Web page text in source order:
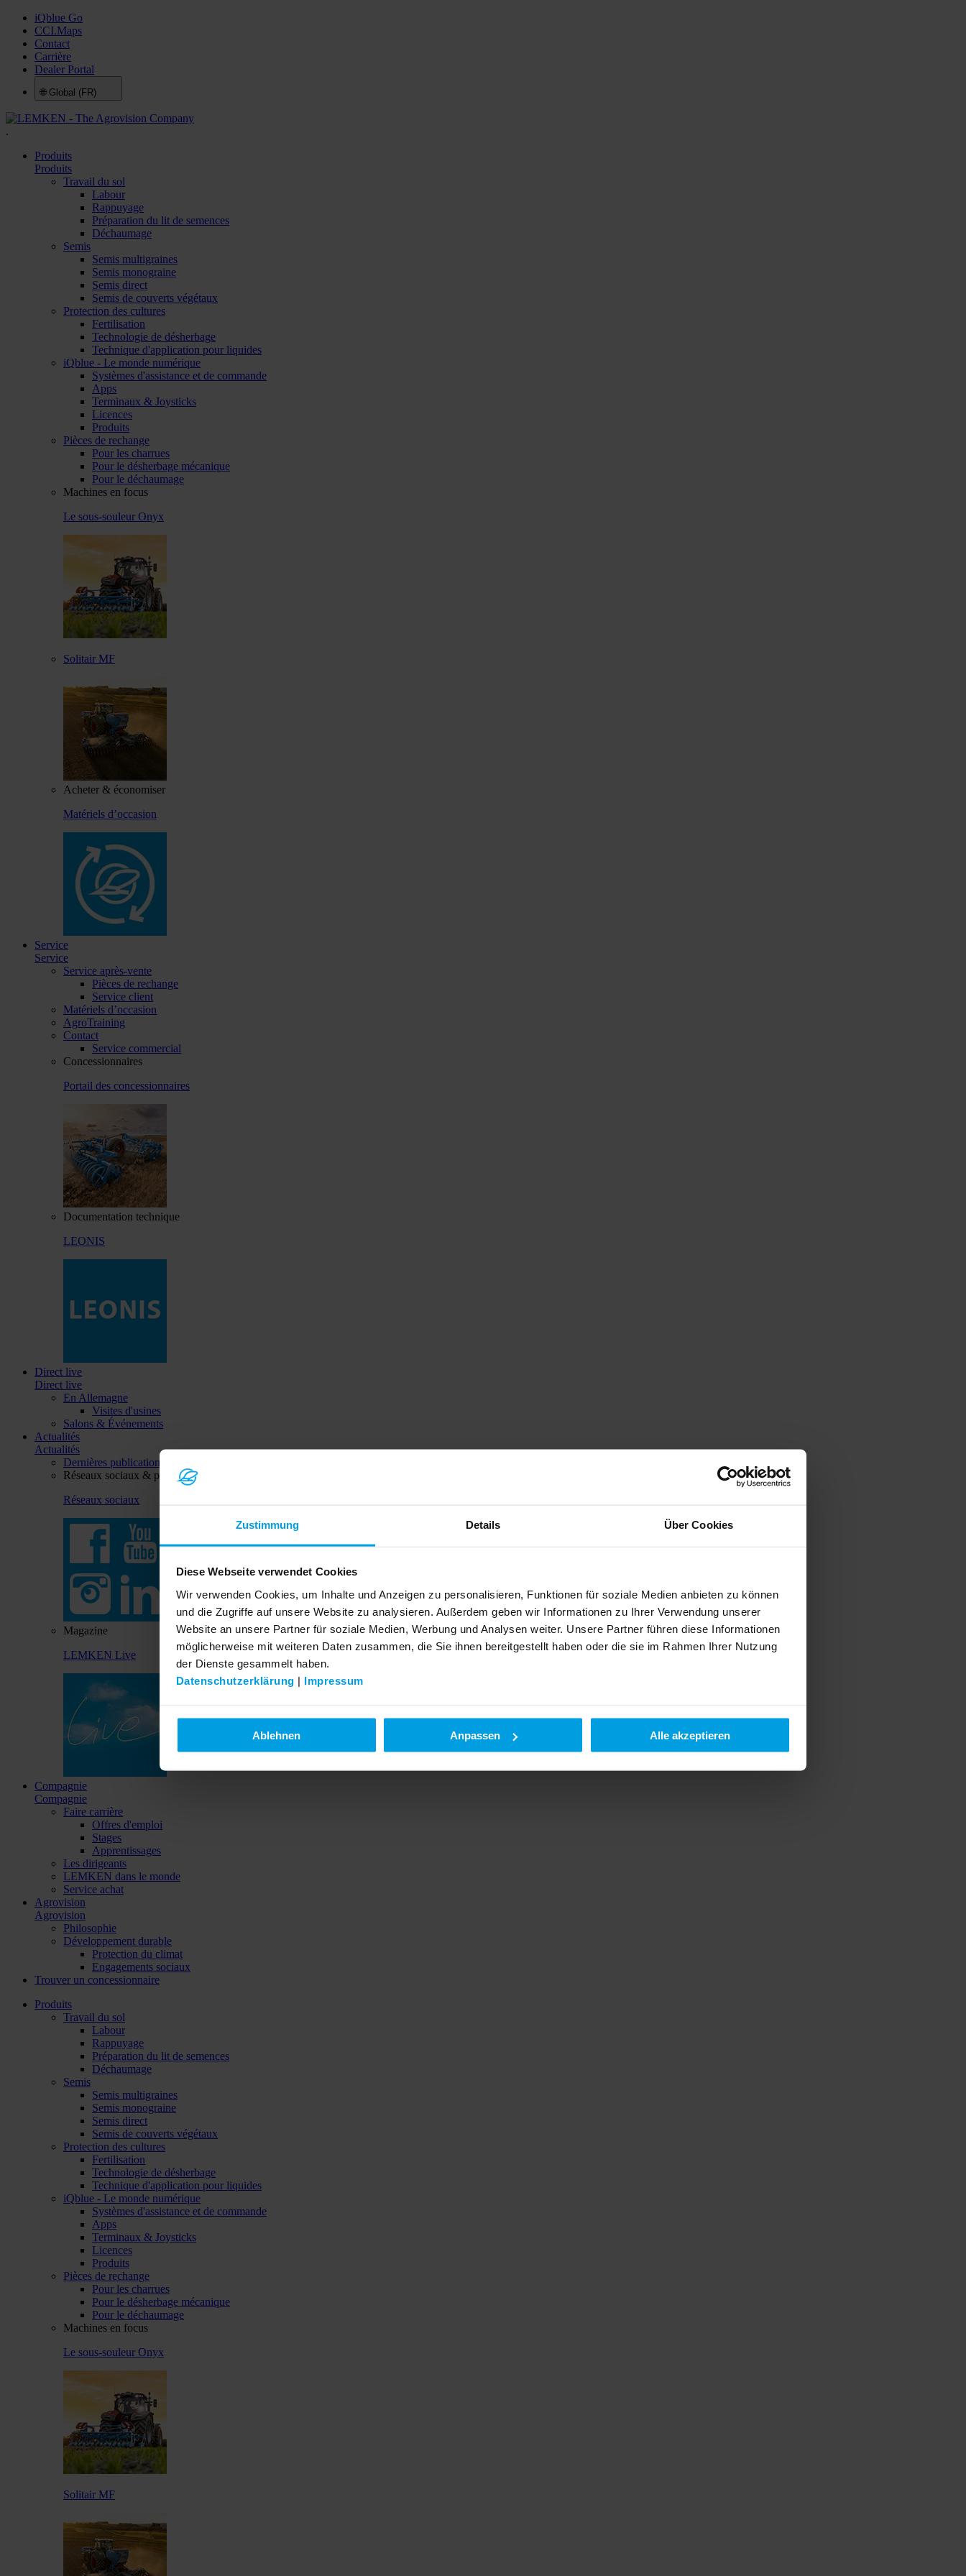
Zustimmung Details Über Cookies
Diese Webseite verwendet Cookies
Wir verwenden Cookies, um Inhalte und Anzeigen zu personalisieren, Funktionen für soziale Medien anbieten zu können
und die Zugriffe auf unsere Website zu analysieren. Außerdem geben wir Informationen zu Ihrer Verwendung unserer
Website an unsere Partner für soziale Medien, Werbung und Analysen weiter. Unsere Partner führen diese Informationen
möglicherweise mit weiteren Daten zusammen, die Sie ihnen bereitgestellt haben oder die sie im Rahmen Ihrer Nutzung
der Dienste gesammelt haben.
Datenschutzerklärung | Impressum
Ablehnen Anpassen Alle akzeptieren
iQblue Go
CCI.Maps
Contact
Carrière
Dealer Portal
🌐 Global (FR)
.
Produits
Produits
Travail du sol
Labour
Rappuyage
Préparation du lit de semences
Déchaumage
Semis
Semis multigraines
Semis monograine
Semis direct
Semis de couverts végétaux
Protection des cultures
Fertilisation
Technologie de désherbage
Technique d'application pour liquides
iQblue - Le monde numérique
Systèmes d'assistance et de commande
Apps
Terminaux & Joysticks
Licences
Produits
Pièces de rechange
Pour les charrues
Pour le désherbage mécanique
Pour le déchaumage
Machines en focus
Le sous-souleur Onyx
Solitair MF
Acheter & économiser
Matériels d’occasion
Service
Service
Service après-vente
Pièces de rechange
Service client
Matériels d’occasion
AgroTraining
Contact
Service commercial
Concessionnaires
Portail des concessionnaires
Documentation technique
LEONIS
Direct live
Direct live
En Allemagne
Visites d'usines
Salons & Événements
Actualités
Actualités
Dernières publications
Réseaux sociaux & plus
Réseaux sociaux
Magazine
LEMKEN Live
Compagnie
Compagnie
Faire carrière
Offres d'emploi
Stages
Apprentissages
Les dirigeants
LEMKEN dans le monde
Service achat
Agrovision
Agrovision
Philosophie
Développement durable
Protection du climat
Engagements sociaux
Trouver un concessionnaire
Produits
Travail du sol
Labour
Rappuyage
Préparation du lit de semences
Déchaumage
Semis
Semis multigraines
Semis monograine
Semis direct
Semis de couverts végétaux
Protection des cultures
Fertilisation
Technologie de désherbage
Technique d'application pour liquides
iQblue - Le monde numérique
Systèmes d'assistance et de commande
Apps
Terminaux & Joysticks
Licences
Produits
Pièces de rechange
Pour les charrues
Pour le désherbage mécanique
Pour le déchaumage
Machines en focus
Le sous-souleur Onyx
Solitair MF